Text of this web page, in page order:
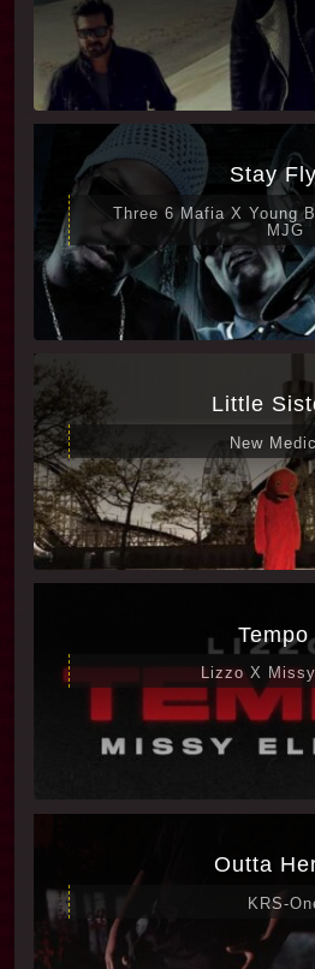
Stay Fly
Three 6 Mafia X Young
MJG
Little
New
Tempo
Lizzo X
Outta
KRS-